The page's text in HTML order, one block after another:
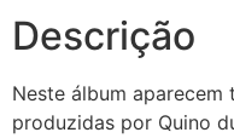
Descrição
Neste álbum
produzidas por Quino